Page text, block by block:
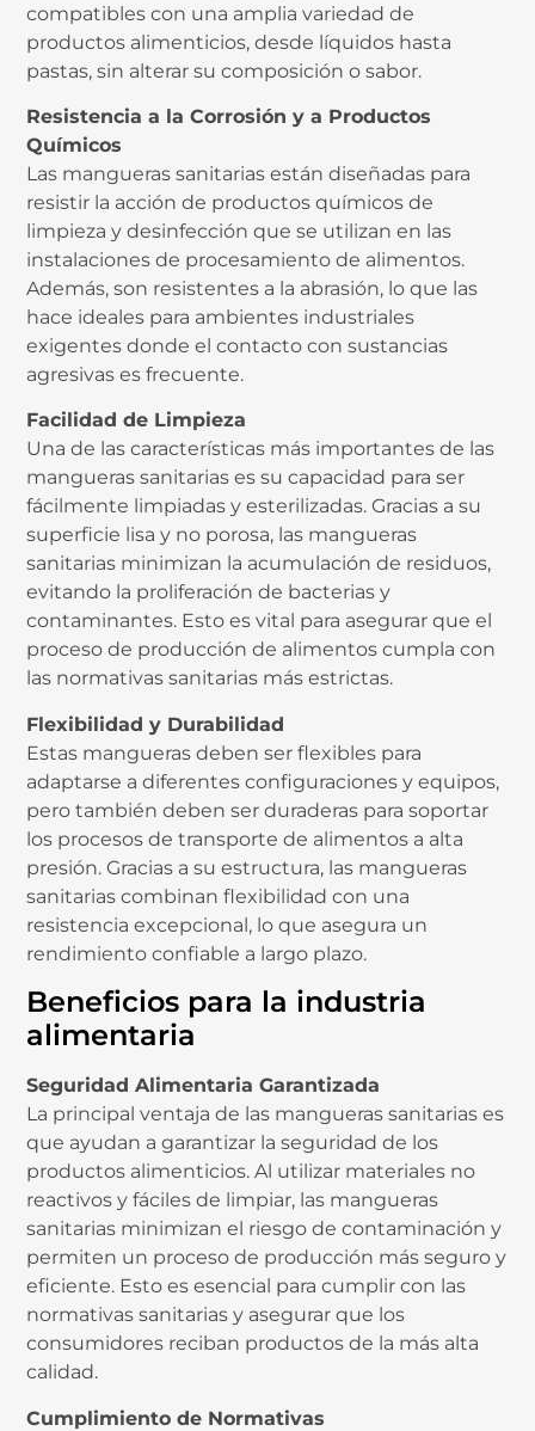
compatibles con una amplia variedad de
productos alimenticios, desde líquidos hasta
pastas, sin alterar su composición o sabor.
Resistencia a la Corrosión y a Productos
Químicos
Las mangueras sanitarias están diseñadas para
resistir la acción de productos químicos de
limpieza y desinfección que se utilizan en las
instalaciones de procesamiento de alimentos.
Además, son resistentes a la abrasión, lo que las
hace ideales para ambientes industriales
exigentes donde el contacto con sustancias
agresivas es frecuente.
Facilidad de Limpieza
Una de las características más importantes de las
mangueras sanitarias es su capacidad para ser
fácilmente limpiadas y esterilizadas. Gracias a su
superficie lisa y no porosa, las mangueras
sanitarias minimizan la acumulación de residuos,
evitando la proliferación de bacterias y
contaminantes. Esto es vital para asegurar que el
proceso de producción de alimentos cumpla con
las normativas sanitarias más estrictas.
Flexibilidad y Durabilidad
Estas mangueras deben ser flexibles para
adaptarse a diferentes configuraciones y equipos,
pero también deben ser duraderas para soportar
los procesos de transporte de alimentos a alta
presión. Gracias a su estructura, las mangueras
sanitarias combinan flexibilidad con una
resistencia excepcional, lo que asegura un
rendimiento confiable a largo plazo.
Beneficios para la industria
alimentaria
Seguridad Alimentaria Garantizada
La principal ventaja de las mangueras sanitarias es
que ayudan a garantizar la seguridad de los
productos alimenticios. Al utilizar materiales no
reactivos y fáciles de limpiar, las mangueras
sanitarias minimizan el riesgo de contaminación y
permiten un proceso de producción más seguro y
eficiente. Esto es esencial para cumplir con las
normativas sanitarias y asegurar que los
consumidores reciban productos de la más alta
calidad.
Cumplimiento de Normativas